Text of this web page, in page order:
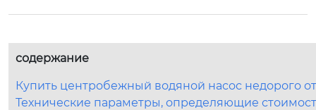
содержание
Купить центробежный водяной насос недорого
Технические параметры, определяющие